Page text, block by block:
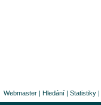
Webmaster | Hledání | Statistiky |